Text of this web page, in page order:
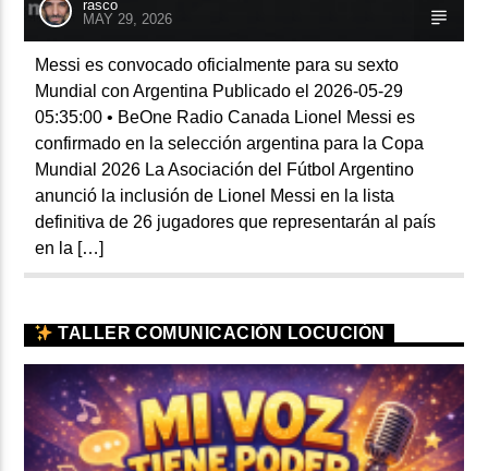
rasco
MAY 29, 2026
Messi es convocado oficialmente para su sexto
Mundial con Argentina Publicado el 2026-05-29
05:35:00 • BeOne Radio Canada Lionel Messi es
confirmado en la selección argentina para la Copa
Mundial 2026 La Asociación del Fútbol Argentino
anunció la inclusión de Lionel Messi en la lista
definitiva de 26 jugadores que representarán al país
en la […]
TALLER COMUNICACIÓN LOCUCIÓN